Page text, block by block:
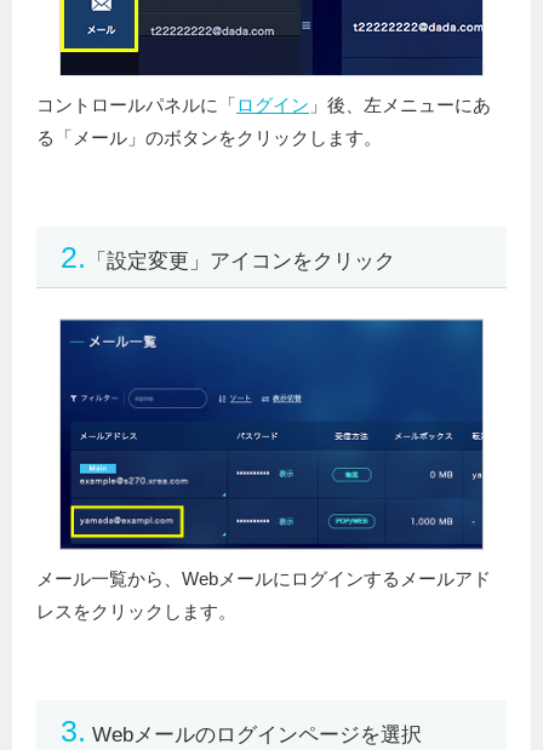
コントロールパネルに「ログイン 」後、左メニューにあ
る「メール」のボタンをクリックします。
2. 「設定変更」アイコンをクリック
メール一覧から、Webメールにログインするメールアド
レスをクリックします。
3. Webメールのログインページを選択